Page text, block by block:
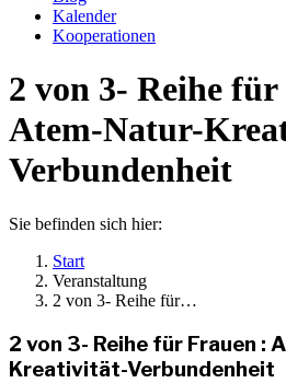
Kalender
Kooperationen
2 von 3- Reihe
Atem-Natur-
Verbundenheit
Sie befinden sich hier:
Start
Veranstaltung
2 von 3- Reihe für…
2 von 3- Reihe für Frauen :
Kreativität-Verbundenheit